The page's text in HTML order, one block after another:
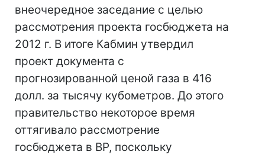
внеочередное заседание с целью
рассмотрения проекта госбюджета на
2012 г. В итоге Кабмин утвердил
проект документа с
прогнозированной ценой газа в 416
долл. за тысячу кубометров. До этого
правительство некоторое время
оттягивало рассмотрение
госбюджета в ВР, поскольку